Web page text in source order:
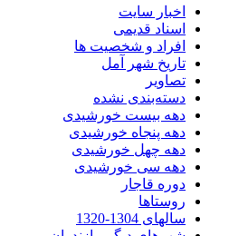
اخبار سایت
اسناد قدیمی
افراد و شخصیت ها
تاریخ شهر آمل
تصاویر
دسته‌بندی نشده
دهه بیست خورشیدی
دهه پنجاه خورشیدی
دهه چهل خورشیدی
دهه سی خورشیدی
دوره قاجار
روستاها
سالهای 1304-1320